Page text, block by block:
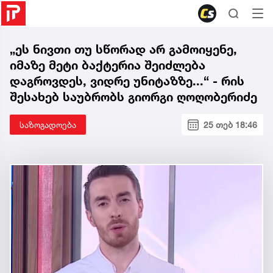
„ეს ნივთი თუ სწორად არ გამოიყენე,
იმაზე მეტი ბაქტერია შეიძლება
დაგროვდეს, ვიდრე უნიტაზზე...“ - რის
შესახებ საუბრობს გიორგი ღოღობერიძე
საზოგადოება 25 თებ 18:46